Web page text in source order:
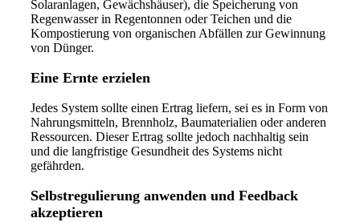
Solaranlagen, Gewächshäuser), die Speicherung von
Regenwasser in Regentonnen oder Teichen und die
Kompostierung von organischen Abfällen zur Gewinnung
von Dünger.
Eine Ernte erzielen
Jedes System sollte einen Ertrag liefern, sei es in Form von
Nahrungsmitteln, Brennholz, Baumaterialien oder anderen
Ressourcen. Dieser Ertrag sollte jedoch nachhaltig sein
und die langfristige Gesundheit des Systems nicht
gefährden.
Selbstregulierung anwenden und Feedback
akzeptieren